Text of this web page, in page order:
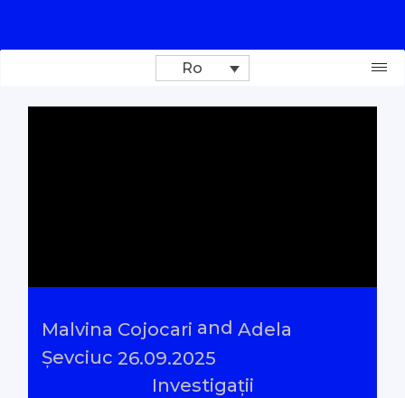
Documentare
Interviu cu sens
Ro
Malvina Cojocari and Adela
Șevciuc 26.09.2025
Investigații